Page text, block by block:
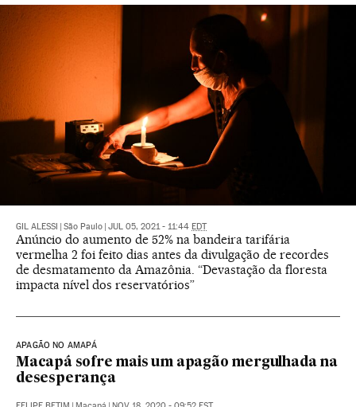
GIL ALESSI São Paulo JUL 05, 2021 - 11:44 EDT
Anúncio do aumento de 52% na bandeira tarifária
vermelha 2 foi feito dias antes da divulgação de recordes
de desmatamento da Amazônia. “Devastação da floresta
impacta nível dos reservatórios”
APAGÃO NO AMAPÁ
Macapá sofre mais um apagão mergulhada na
desesperança